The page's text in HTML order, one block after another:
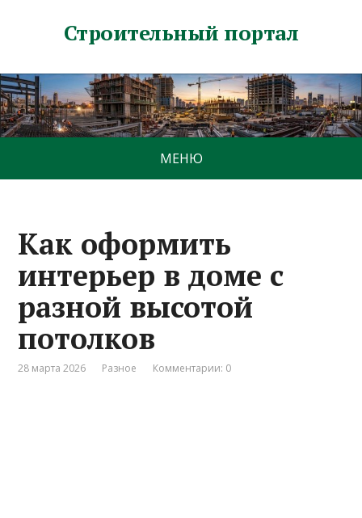
Строительный портал
МЕНЮ
Как оформить
интерьер в доме с
разной высотой
потолков
28 марта 2026 Разное Комментарии: 0